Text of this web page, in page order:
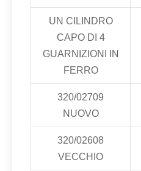
UN CILINDRO
CAPO DI 4
GUARNIZIONI IN
FERRO
320/02709
NUOVO
320/02608
VECCHIO